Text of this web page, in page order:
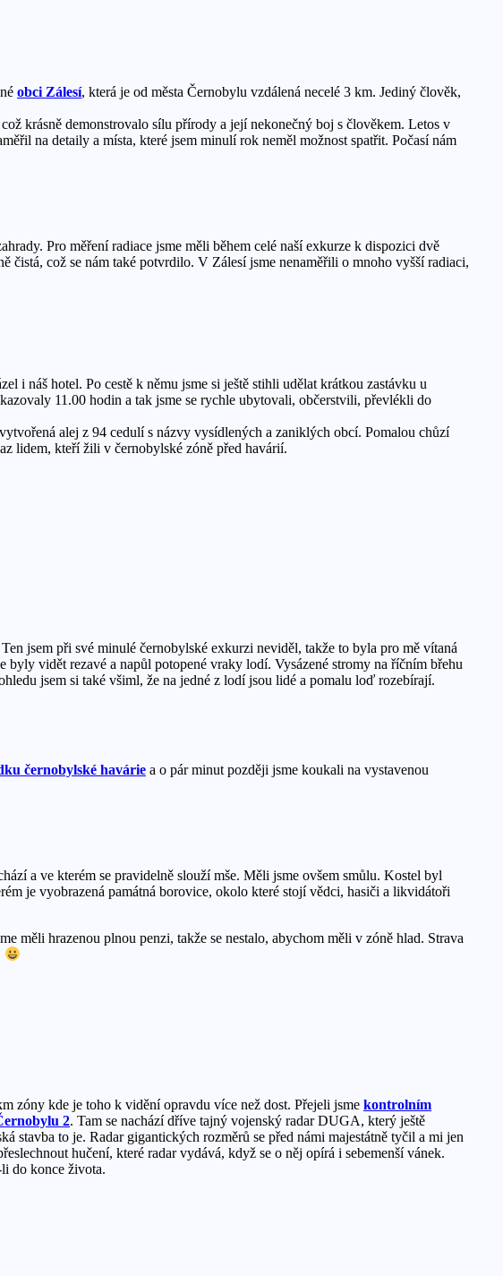
obci Zálesí, která je od města Černobylu vzdálená necelé 3 km. Jediný člověk,
krásně demonstrovalo sílu přírody a její nekonečný boj s člověkem. Letos v
na detaily a místa, které jsem minulí rok neměl možnost spatřit. Počasí nám
Pro měření radiace jsme měli během celé naší exkurze k dispozici dvě
čistá, což se nám také potvrdilo. V Zálesí jsme nenaměřili o mnoho vyšší radiaci,
i náš hotel. Po cestě k němu jsme si ještě stihli udělat krátkou zastávku u
11.00 hodin a tak jsme se rychle ubytovali, občerstvili, převlékli do
alej z 94 cedulí s názvy vysídlených a zaniklých obcí. Pomalou chůzí
lidem, kteří žili v černobylské zóně před havárií.
Ten jsem při své minulé černobylské exkurzi neviděl, takže to byla pro mě vítaná
byly vidět rezavé a napůl potopené vraky lodí. Vysázené stromy na říčním břehu
jsem si také všiml, že na jedné z lodí jsou lidé a pomalu loď rozebírají.
černobylské havárie a o pár minut později jsme koukali na vystavenou
a ve kterém se pravidelně slouží mše. Měli jsme ovšem smůlu. Kostel byl
je vyobrazená památná borovice, okolo které stojí vědci, hasiči a likvidátoři
měli hrazenou plnou penzi, takže se nestalo, abychom měli v zóně hlad. Strava
zóny kde je toho k vidění opravdu více než dost. Přejeli jsme kontrolním
2. Tam se nachází dříve tajný vojenský radar DUGA, který ještě
stavba to je. Radar gigantických rozměrů se před námi majestátně tyčil a mi jen
hučení, které radar vydává, když se o něj opírá i sebemenší vánek.
do konce života.